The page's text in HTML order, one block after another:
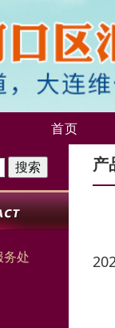
首页
务处
产